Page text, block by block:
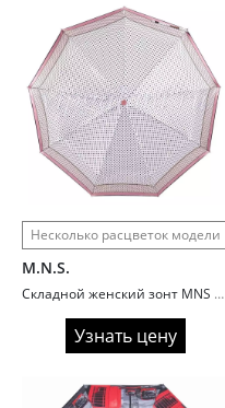
Несколько расцветок модели
M.N.S.
Складной женский зонт MNS 537 сатин
Узнать цену